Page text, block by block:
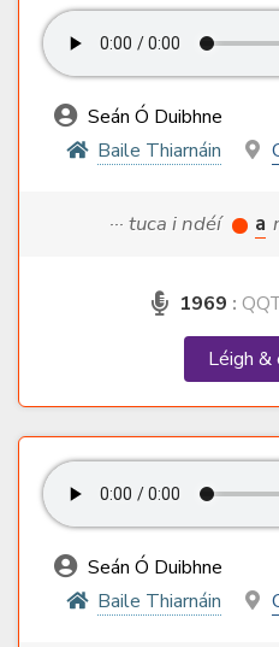
Seán Ó Duibhne
Baile Thiarnáin
··· tuca i ndéí a
1969 :
Léigh &
Seán Ó Duibhne
Baile Thiarnáin